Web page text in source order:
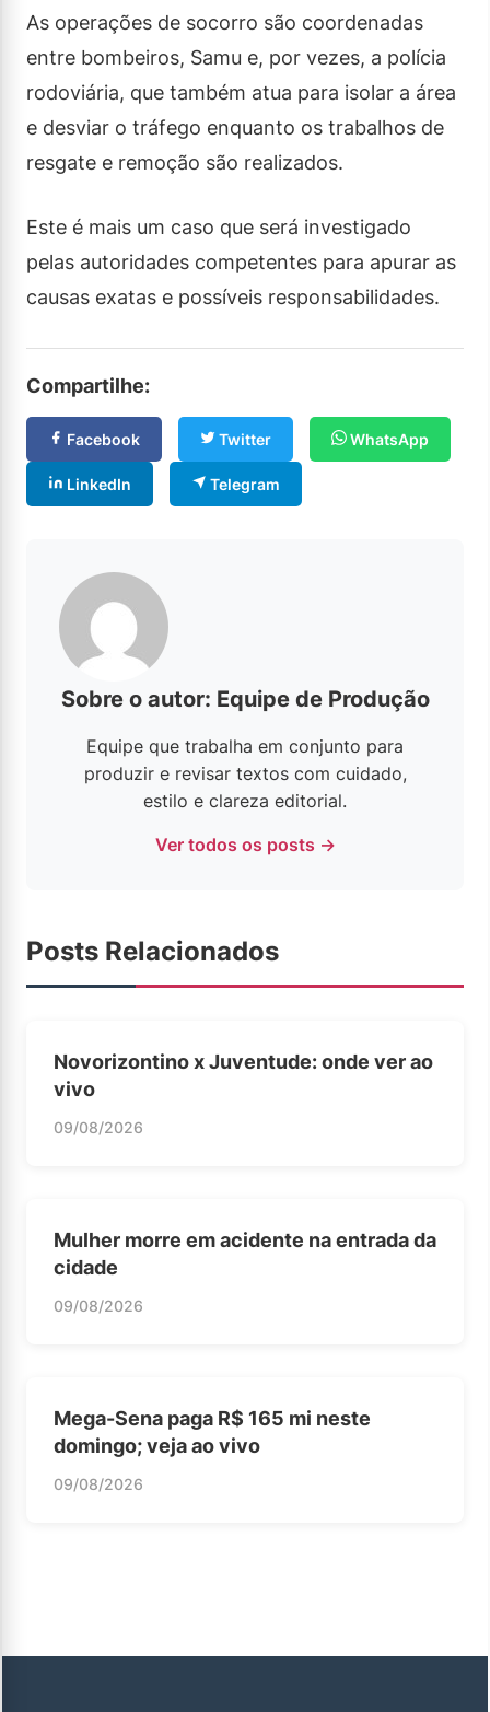
As operações de socorro são coordenadas
entre bombeiros, Samu e, por vezes, a polícia
rodoviária, que também atua para isolar a área
e desviar o tráfego enquanto os trabalhos de
resgate e remoção são realizados.
Este é mais um caso que será investigado
pelas autoridades competentes para apurar as
causas exatas e possíveis responsabilidades.
Compartilhe:
Facebook Twitter WhatsApp
LinkedIn Telegram
Sobre o autor: Equipe de Produção
Equipe que trabalha em conjunto para
produzir e revisar textos com cuidado,
estilo e clareza editorial.
Ver todos os posts →
Posts Relacionados
Novorizontino x Juventude: onde ver ao
vivo
09/08/2026
Mulher morre em acidente na entrada da
cidade
09/08/2026
Mega-Sena paga R$ 165 mi neste
domingo; veja ao vivo
09/08/2026